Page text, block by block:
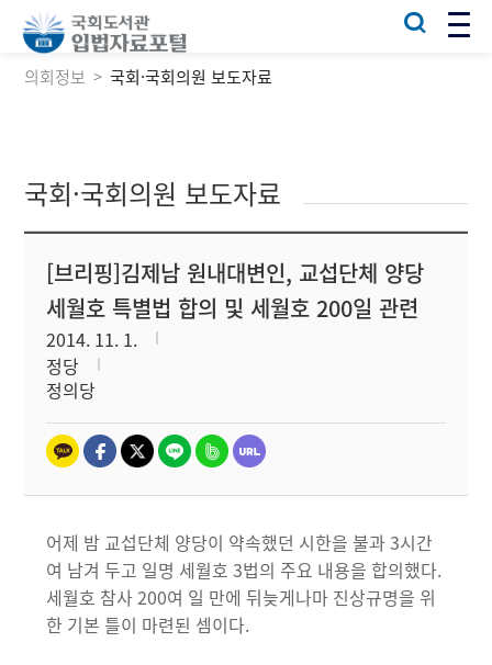
의회정보 국회·국회의원 보도자료
국회·국회의원 보도자료
[브리핑]김제남 원내대변인, 교섭단체 양당
세월호 특별법 합의 및 세월호 200일 관련
2014. 11. 1.
정당
정의당
어제 밤 교섭단체 양당이 약속했던 시한을 불과 3시간
여 남겨 두고 일명 세월호 3법의 주요 내용을 합의했다.
세월호 참사 200여 일 만에 뒤늦게나마 진상규명을 위
한 기본 틀이 마련된 셈이다.